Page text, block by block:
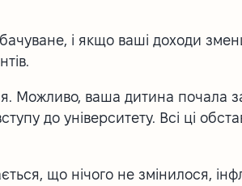
і якщо ваші доходи
Можливо, ваша дитина почала
до університету. Всі ці
що нічого не змінилося,